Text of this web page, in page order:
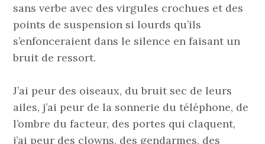
sans verbe avec des virgules crochues et des
points de suspension si lourds qu’ils
s’enfonceraient dans le silence en faisant un
bruit de ressort.
J’ai peur des oiseaux, du bruit sec de leurs
ailes, j’ai peur de la sonnerie du téléphone, de
l’ombre du facteur, des portes qui claquent,
j’ai peur des clowns, des gendarmes, des